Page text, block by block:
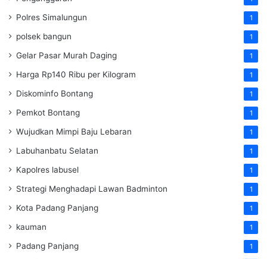
Polres Simalungun 1
polsek bangun 1
Gelar Pasar Murah Daging 1
Harga Rp140 Ribu per Kilogram 1
Diskominfo Bontang 1
Pemkot Bontang 1
Wujudkan Mimpi Baju Lebaran 1
Labuhanbatu Selatan 1
Kapolres labusel 1
Strategi Menghadapi Lawan Badminton 1
Kota Padang Panjang 1
kauman 1
Padang Panjang 1